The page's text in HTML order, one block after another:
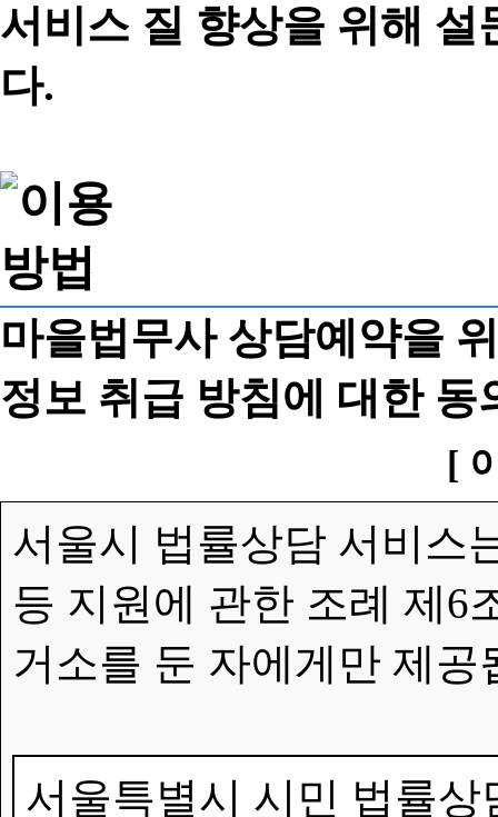
서비스 질 향상을 위해
다.
마을법무사 상담예약을
정보 취급 방침에 대한 동
[
서울시 법률상담 서비스
등 지원에 관한 조례 제6
거소를 둔 자에게만 제공
서울특별시 시민 법률